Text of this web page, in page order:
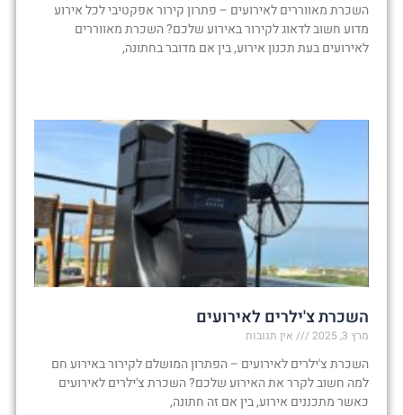
השכרת מאווררים לאירועים – פתרון קירור אפקטיבי לכל אירוע
מדוע חשוב לדאוג לקירור באירוע שלכם? השכרת מאווררים
לאירועים בעת תכנון אירוע, בין אם מדובר בחתונה,
השכרת צ'ילרים לאירועים
מרץ 3, 2025 אין תגובות
השכרת צ'ילרים לאירועים – הפתרון המושלם לקירור באירוע חם
למה חשוב לקרר את האירוע שלכם? השכרת צ'ילרים לאירועים
כאשר מתכננים אירוע, בין אם זה חתונה,